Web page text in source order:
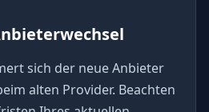
sich der neue Anbieter
alten Provider. Beachten